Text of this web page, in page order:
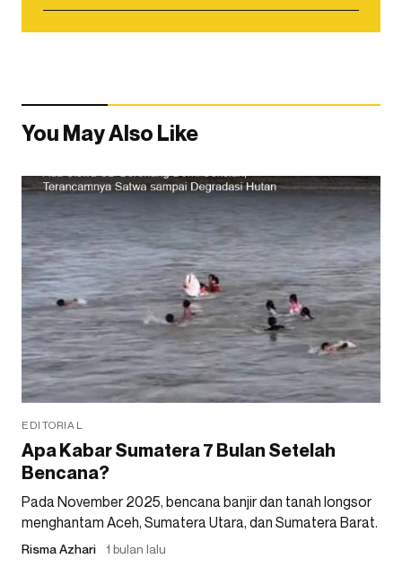
You May Also Like
EDITORIAL
Apa Kabar Sumatera 7 Bulan Setelah
Bencana?
Pada November 2025, bencana banjir dan tanah longsor
menghantam Aceh, Sumatera Utara, dan Sumatera Barat.
Risma Azhari 1 bulan lalu